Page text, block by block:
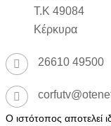
Τ.Κ 49084
Κέρκυρα
26610 49500
Ο ιστότοπος αποτελεί